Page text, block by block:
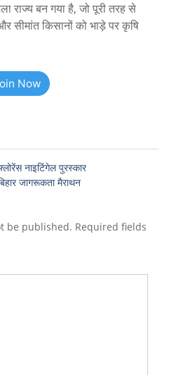
राज्य बन गया है, जो पूरी तरह से
सीमांत किसानों को भाड़े पर कृषि
Now
नाइटिंगेल पुरस्कार
जागरूकता मैराथन
be published. Required fields